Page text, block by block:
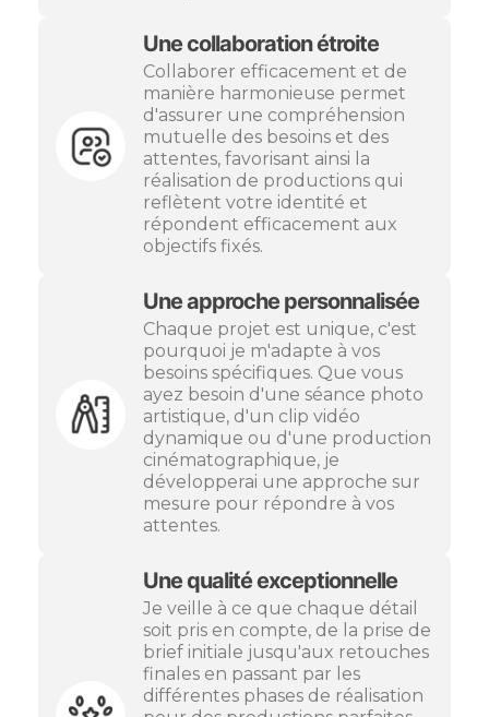
Une collaboration étroite
Collaborer efficacement et de
manière harmonieuse permet
d'assurer une compréhension
mutuelle des besoins et des
attentes, favorisant ainsi la
réalisation de productions qui
reflètent votre identité et
répondent efficacement aux
objectifs fixés.
Une approche personnalisée
Chaque projet est unique, c'est
pourquoi je m'adapte à vos
besoins spécifiques. Que vous
ayez besoin d'une séance photo
artistique, d'un clip vidéo
dynamique ou d'une production
cinématographique, je
développerai une approche sur
mesure pour répondre à vos
attentes.
Une qualité exceptionnelle
Je veille à ce que chaque détail
soit pris en compte, de la prise de
brief initiale jusqu'aux retouches
finales en passant par les
différentes phases de réalisation